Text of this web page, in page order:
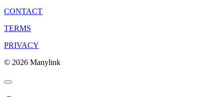
CONTACT
TERMS
PRIVACY
© 2026 Manylink